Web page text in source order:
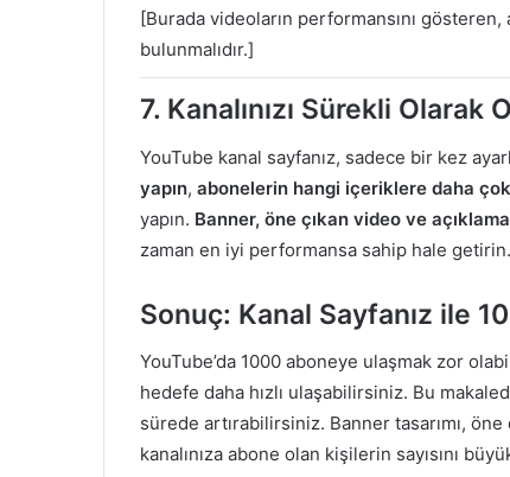
[Burada videoların performansını gösteren,
bulunmalıdır.]
7. Kanalınızı Sürekli Olarak
YouTube kanal sayfanız, sadece bir kez
yapın, abonelerin hangi içeriklere daha
yapın. Banner, öne çıkan video ve
zaman en iyi performansa sahip hale getirin.
Sonuç: Kanal Sayfanız ile
YouTube’da 1000 aboneye ulaşmak zor
hedefe daha hızlı ulaşabilirsiniz. Bu
sürede artırabilirsiniz. Banner tasarımı,
kanalınıza abone olan kişilerin sayısını